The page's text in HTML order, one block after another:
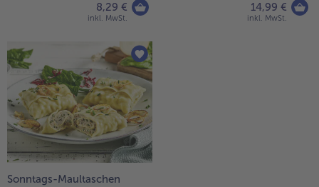
8,29 €
inkl. MwSt.
14,99 €
inkl. MwSt.
Sonntags-Maultaschen